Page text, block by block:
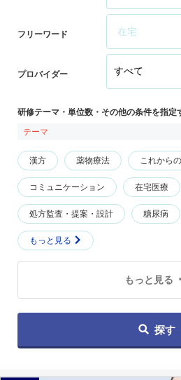
フリーワード
プロバイダー
研修テーマ・単位数・その他の条件を指定
テーマ
漢方 薬物療法 これから
コミュニケーション 在宅医療
処方監査・提案・設計 糖尿病
もっと見る
もっと見る
探す